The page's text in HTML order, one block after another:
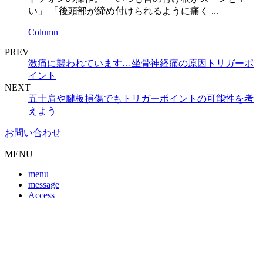
い」 「後頭部が締め付けられるように痛く ...
Column
PREV
激痛に襲われています…坐骨神経痛の原因トリガーポ
イント
NEXT
五十肩や腱板損傷でもトリガーポイントの可能性を考
えよう
お問い合わせ
MENU
menu
message
Access